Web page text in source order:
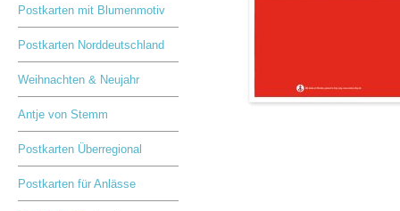
Postkarten mit Blumenmotiv
Postkarten Norddeutschland
Weihnachten & Neujahr
Antje von Stemm
Postkarten Überregional
Postkarten für Anlässe